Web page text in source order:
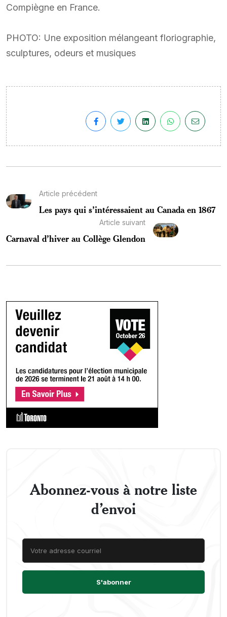
Compiègne en France.
PHOTO: Une exposition mélangeant floriographie,
sculptures, odeurs et musiques
Article précédent
Les pays qui s’intéressaient au Canada en 1867
Article suivant
Carnaval d’hiver au Collège Glendon
Abonnez-vous à notre liste
d’envoi